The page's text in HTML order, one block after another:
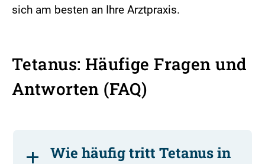
sich am besten an Ihre Arztpraxis.
Tetanus: Häufige Fragen und
Antworten (FAQ)
Wie häufig tritt Tetanus in